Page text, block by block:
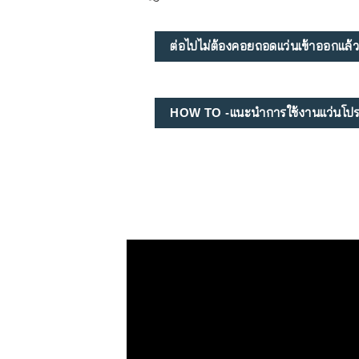
ต่อไปไม่ต้องคอยถอดแว่นเข้าออกแล้
HOW TO -แนะนำการใช้งานแว่นโป